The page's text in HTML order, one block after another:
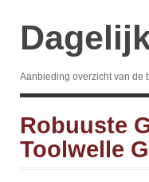
Aanbieding overzicht van de
Robuuste
Toolwelle